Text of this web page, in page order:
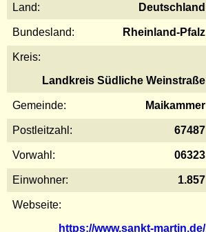
Land: Deutschland
Bundesland: Rheinland-Pfalz
Kreis:
Landkreis Südliche Weinstraße
Gemeinde: Maikammer
Postleitzahl: 67487
Vorwahl: 06323
Einwohner: 1.857
Webseite:
https://www.sankt-martin.de/